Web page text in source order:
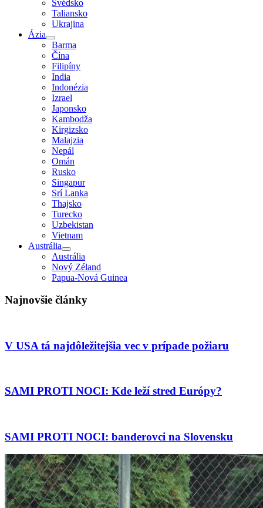
Švédsko
Taliansko
Ukrajina
Ázia
Barma
Čína
Filipíny
India
Indonézia
Izrael
Japonsko
Kambodža
Kirgizsko
Malajzia
Nepál
Omán
Rusko
Singapur
Srí Lanka
Thajsko
Turecko
Uzbekistan
Vietnam
Austrália
Austrália
Nový Zéland
Papua-Nová Guinea
Najnovšie články
V USA tá najdôležitejšia vec v prípade požiaru
SAMI PROTI NOCI: Kde leží stred Európy?
SAMI PROTI NOCI: banderovci na Slovensku